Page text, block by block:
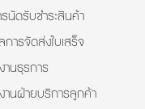
นัดรับชำระสินค้า
ารจัดส่งใบเสร็จ
นธุรการ
นฝ่ายบริการลูกค้า